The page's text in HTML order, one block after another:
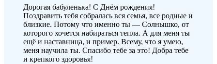
Дорогая бабуленька! С Днём рождения!
Поздравить тебя собралась вся семья, все родные и
близкие. Потому что именно ты — Солнышко, от
которого хочется набираться тепла. А для меня ты
ещё и наставница, и пример. Всему, что я умею,
меня научила ты. Спасибо тебе за это! Добра тебе
и крепкого здоровья!